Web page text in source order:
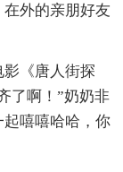
外的亲朋好友
《唐人街探
了啊！”奶奶非
嘻嘻哈哈，你